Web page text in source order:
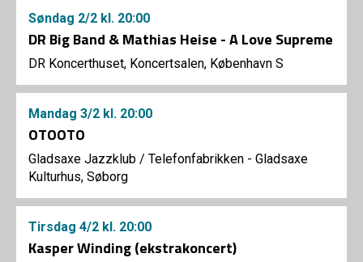
Søndag 2/2 kl. 20:00
DR Big Band & Mathias Heise - A Love Supreme
DR Koncerthuset, Koncertsalen, København S
Mandag 3/2 kl. 20:00
OTOOTO
Gladsaxe Jazzklub / Telefonfabrikken - Gladsaxe
Kulturhus, Søborg
Tirsdag 4/2 kl. 20:00
Kasper Winding (ekstrakoncert)